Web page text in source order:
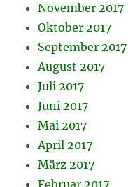
November 2017
Oktober 2017
September 2017
August 2017
Juli 2017
Juni 2017
Mai 2017
April 2017
März 2017